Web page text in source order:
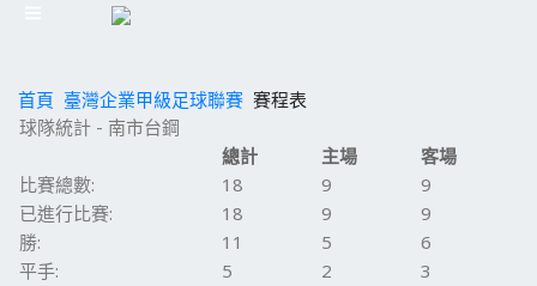
首頁 臺灣企業甲級足球聯賽 賽程表
球隊統計 - 南市台鋼
總計
主場
客場
比賽總數:
18 9
9
已進行比賽:
18 9
9
勝:
11 5
6
平手:
5 2
3